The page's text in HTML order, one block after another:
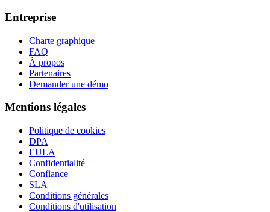
Entreprise
Charte graphique
FAQ
À propos
Partenaires
Demander une démo
Mentions légales
Politique de cookies
DPA
EULA
Confidentialité
Confiance
SLA
Conditions générales
Conditions d'utilisation